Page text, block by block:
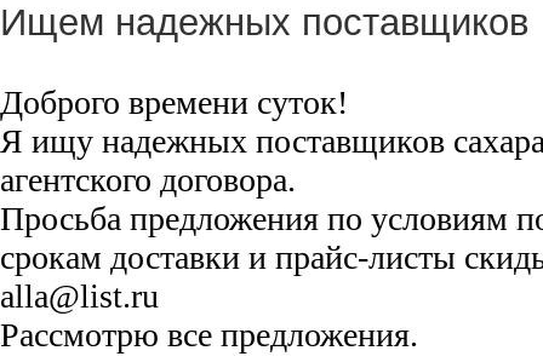
Ищем надежных поставщиков
Доброго времени суток!
Я ищу надежных поставщиков
агентского договора.
Просьба предложения по условиям
срокам доставки и прайс-листы
alla@list.ru
Рассмотрю все предложения.